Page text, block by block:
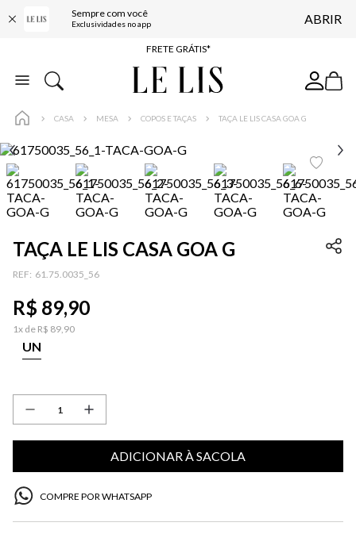
Sempre com você
Exclusividades no app ABRIR
ENTREGA EXPRESSA*
FRETE GRÁTIS*
BAIXE O APP
CASA MESA COPOS E TAÇAS TAÇA LE LIS CASA GOA G
TAÇA LE LIS CASA GOA G
: 61.75.0035_56
R$ 89,90
1x de R$ 89,90
UN
ADICIONAR À SACOLA
COMPRE POR WHATSAPP